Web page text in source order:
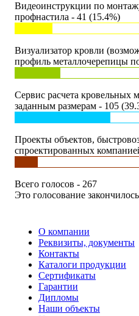
Видеоинструкции по
профнастила - 41 (15.4%)
Визуализатор кровли
профиль металлочерепицы
Сервис расчета кровельных
заданным размерам - 105
Проекты объектов,
спроектированных
Всего голосов - 267
Это голосование
О компании
Реквизиты, документы
Контакты
Каталоги продукции
Сертификаты
Гарантии
Дипломы
Наши объекты